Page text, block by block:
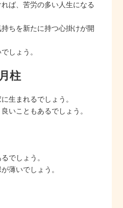
ば、苦労の多い人生になる
ちを新たに持つ心掛けが開
しょう。
柱
生まれるでしょう。
いこともあるでしょう。
でしょう。
薄いでしょう。